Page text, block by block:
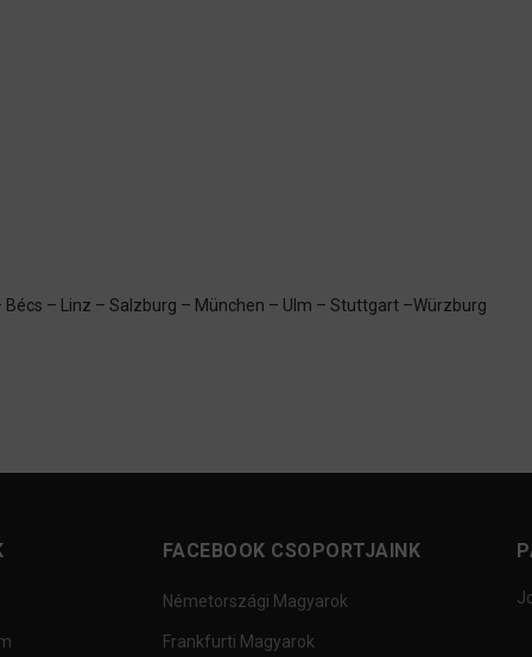
– Linz – Salzburg – München – Ulm – Stuttgart –Würzburg
FACEBOOK CSOPORTJAINK
Németországi Magyarok
Frankfurti Magyarok